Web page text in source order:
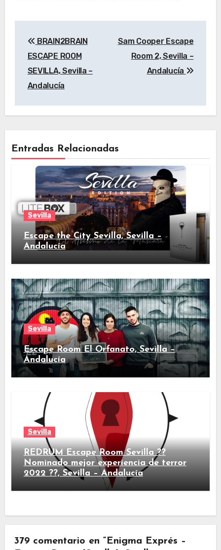
de
entradas
BRAIN2BRAIN
ESCAPE ROOM
SEVILLA, Sevilla –
Andalucía
Sam Cooper Escape
Room 2, Sevilla –
Andalucía
Entradas Relacionadas
Sevilla
Escape the City Sevilla, Sevilla –
Andalucía
Sevilla
Escape Room El Orfanato, Sevilla –
Andalucía
Sevilla
REDRUM Escape Room Sevilla ??
Nominado mejor experiencia de terror
2022 ??, Sevilla – Andalucía
379 comentario en “Enigma Exprés –